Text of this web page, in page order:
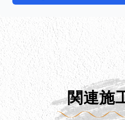
関連施